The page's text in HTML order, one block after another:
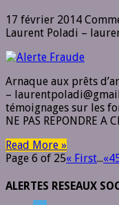
17 février 2014
Laurent Poladi –
Arnaque aux prêts
–
témoignages sur les
NE PAS REPONDRE A
Read More »
Page 6 of 25« First...«4
ALERTES RESEAUX